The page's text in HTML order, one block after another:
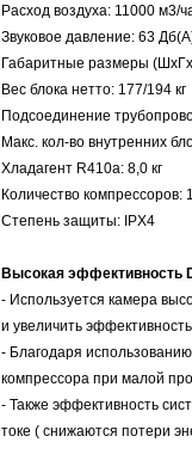
Расход воздуха: 11000 м3/
Звуковое давление: 63
Габаритные размеры
Вес блока нетто: 177/194 кг
Подсоединение
Макс. кол-во внутренних
Хладагент R410a: 8,0 кг
Количество компрессоров:
Степень защиты: IPX4
Высокая эффективность
- Используется камера
и увеличить
- Благодаря
компрессора при малой
- Также эффективность
токе ( снижаются потери